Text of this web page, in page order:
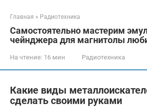
Главная » Радиотехника
Самостоятельно мастерим
чейнджера для магнитолы
На чтение: 16 мин Радиотехника
Какие виды
сделать своими руками